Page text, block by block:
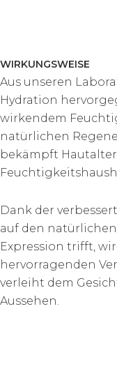
WIRKUNGSWEISE
Aus unseren
Hydration
wirkendem
natürlichen
bekämpft
Dank der
auf den
Expression trifft,
hervorragenden
verleiht dem
Aussehen.